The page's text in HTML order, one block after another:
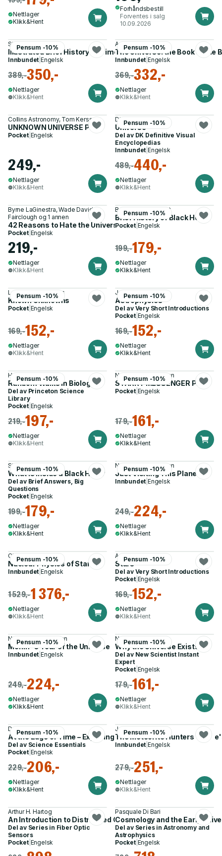
Nettlager
Klikk&Hent
Forhåndsbestill
Forventes i salg
10.09.2026
Pensum -10%
Stephen Hawking
Illustrated Brief History Of Time
Innbundet |Engelsk
389,-350,-
Nettlager
Klikk&Hent
Pensum -10%
Andrew Cohen
The Universe: the Book of the
Innbundet |Engelsk
369,-332,-
Nettlager
Klikk&Hent
Collins Astronomy, Tom Kerss
UNKNOWN UNIVERSE PB
Pocket| Engelsk
249,-
Nettlager
Klikk&Hent
Pensum -10%
DK
Universe
Del av DK Definitive Visual
Encyclopedias
Innbundet |Engelsk
489,-440,-
Nettlager
Klikk&Hent
Byrne LaGinestra, Wade David
Fairclough og 1 annen
42 Reasons to Hate the Universe
Pocket| Engelsk
219,-
Nettlager
Klikk&Hent
Pensum -10%
Becky Dr Smethurst
Brief History of Black Holes
Pocket| Engelsk
199,-179,-
Nettlager
Klikk&Hent
Pensum -10%
Lawrence M. Krauss
Known Unknowns
Pocket| Engelsk
169,-152,-
Nettlager
Klikk&Hent
Pensum -10%
James Binney
Astrophysics
Del av Very Short Introductions
Pocket| Engelsk
169,-152,-
Nettlager
Klikk&Hent
Pensum -10%
Howard C. Berg
Random Walks in Biology
Del av Princeton Science
Library
Pocket| Engelsk
219,-197,-
Nettlager
Klikk&Hent
Pensum -10%
Neil deGrasse Tyson
STARRY MESSENGER PB
Pocket| Engelsk
179,-161,-
Nettlager
Klikk&Hent
Pensum -10%
Stephen Hawking
What Is Inside a Black Hole?
Del av Brief Answers, Big
Questions
Pocket| Engelsk
199,-179,-
Nettlager
Klikk&Hent
Pensum -10%
Neil deGrasse Tyson
Just Visiting This Planet
Innbundet |Engelsk
249,-224,-
Nettlager
Klikk&Hent
Pensum -10%
Christian Iliadis
Nuclear Physics of Stars
Innbundet |Engelsk
1 529,-1 376,-
Nettlager
Klikk&Hent
Pensum -10%
Andrew King
Stars
Del av Very Short Introductions
Pocket| Engelsk
169,-152,-
Nettlager
Klikk&Hent
Pensum -10%
Neil deGrasse Tyson
Merlin''s Tour of the Universe
Innbundet |Engelsk
249,-224,-
Nettlager
Klikk&Hent
Pensum -10%
New Scientist
Why the Universe Exists
Del av New Scientist Instant
Expert
Pocket| Engelsk
179,-161,-
Nettlager
Klikk&Hent
Pensum -10%
Dan Hooper
At the Edge of Time – Exploring the Mysteries of Our
Del av Science Essentials
Pocket| Engelsk
229,-206,-
Nettlager
Klikk&Hent
Pensum -10%
Joshua Howgego
The Meteorite Hunters
Innbundet |Engelsk
279,-251,-
Nettlager
Klikk&Hent
Arthur H. Hartog
An Introduction to Distributed Optical Fibre Sensors
Del av Series in Fiber Optic
Sensors
Pocket| Engelsk
Pasquale Di Bari
Cosmology and the Early
Del av Series in Astronomy and
Astrophysics
Pocket| Engelsk